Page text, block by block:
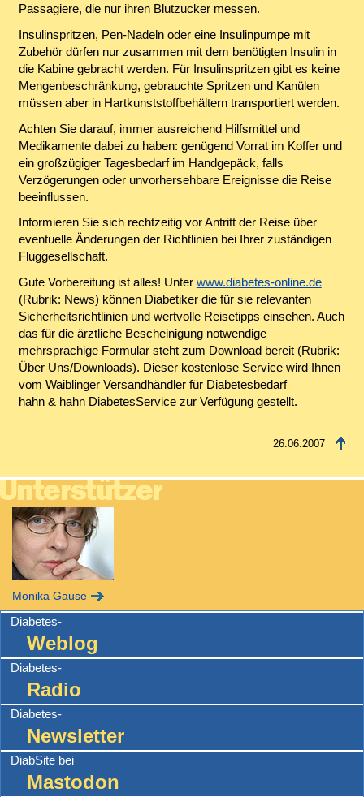
Passagiere, die nur ihren Blutzucker messen.
Insulinspritzen, Pen-Nadeln oder eine Insulinpumpe mit
Zubehör dürfen nur zusammen mit dem benötigten Insulin in
die Kabine gebracht werden. Für Insulinspritzen gibt es keine
Mengenbeschränkung, gebrauchte Spritzen und Kanülen
müssen aber in Hartkunststoffbehältern transportiert werden.
Achten Sie darauf, immer ausreichend Hilfsmittel und
Medikamente dabei zu haben: genügend Vorrat im Koffer und
ein großzügiger Tagesbedarf im Handgepäck, falls
Verzögerungen oder unvorhersehbare Ereignisse die Reise
beeinflussen.
Informieren Sie sich rechtzeitig vor Antritt der Reise über
eventuelle Änderungen der Richtlinien bei Ihrer zuständigen
Fluggesellschaft.
Gute Vorbereitung ist alles! Unter www.diabetes-online.de
(Rubrik: News) können Diabetiker die für sie relevanten
Sicherheitsrichtlinien und wertvolle Reisetipps einsehen. Auch
das für die ärztliche Bescheinigung notwendige
mehrsprachige Formular steht zum Download bereit (Rubrik:
Über Uns/Downloads). Dieser kostenlose Service wird Ihnen
vom Waiblinger Versandhändler für Diabetesbedarf
hahn & hahn DiabetesService zur Verfügung gestellt.
26.06.2007
Monika Gause
Diabetes-
Weblog
Diabetes-
Radio
Diabetes-
Newsletter
DiabSite bei
Mastodon